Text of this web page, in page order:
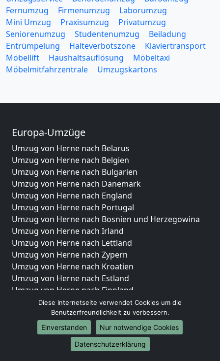
Fernumzug
Firmenumzug
Laborumzug
Mini Umzug
Praxisumzug
Privatumzug
Seniorenumzug
Studentenumzug
Beiladung
Entrümpelung
Halteverbotszone
Klaviertransport
Möbellift
Haushaltsauflösung
Möbeltaxi
Möbelmitfahrzentrale
Umzugskartons
Europa-Umzüge
Umzug von Herne nach Belarus
Umzug von Herne nach Belgien
Umzug von Herne nach Bulgarien
Umzug von Herne nach Dänemark
Umzug von Herne nach England
Umzug von Herne nach Portugal
Umzug von Herne nach Bosnien und Herzegowina
Umzug von Herne nach Irland
Umzug von Herne nach Lettland
Umzug von Herne nach Zypern
Umzug von Herne nach Kroatien
Umzug von Herne nach Estland
Umzug von Herne nach Finnland
Umzug von Herne nach Frankreich
Umzug von Herne nach Griechenland
Umzug von Herne nach Italien
Umzug von Herne nach Liechtenstein
Umzug von Herne nach Luxemburg
Diese Internetseite verwendet Cookies um die
Benutzerfreundlichkeit zu verbessern.
Einverstanden
Nur notwendige Cookies
Datenschutzerklärung